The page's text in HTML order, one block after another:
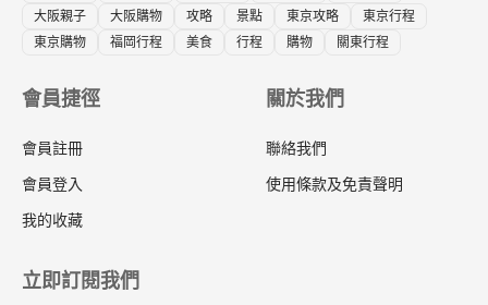
大阪親子
大阪購物 攻略 景點 東京攻略
東京行程
東京購物
福岡行程 美食 行程 購物 關東行程
會員捷徑
會員註冊
會員登入
我的收藏
關於我們
聯絡我們
使用條款及免責聲明
立即訂閱我們